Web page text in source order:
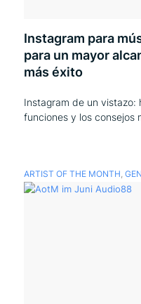
Instagram para
para un mayor
más éxito
Instagram de un vistazo:
funciones y los consejos
ARTIST OF THE MONTH,